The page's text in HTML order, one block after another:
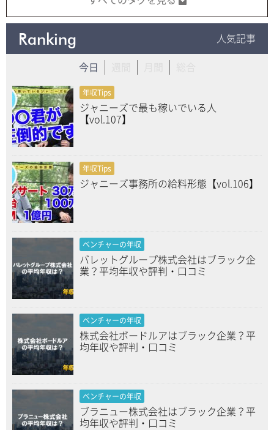
Ranking 人気記事
今日
年収Tips
ジャニーズで最も稼いでいる人
【vol.107】
年収Tips
ジャニーズ事務所の給料形態【vol.106】
ベンチャーの年収
バレットグループ株式会社はブラック企
業？平均年収や評判・口コミ
ベンチャーの年収
株式会社ボードルアはブラック企業？平
均年収や評判・口コミ
ベンチャーの年収
ブラニュー株式会社はブラック企業？平
均年収や評判・口コミ